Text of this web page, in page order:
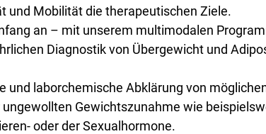
und Mobilität die therapeutischen Ziele.
an – mit unserem multimodalen
Diagnostik von Übergewicht und
und laborchemische Abklärung von
Gewichtszunahme wie
oder der Sexualhormone.